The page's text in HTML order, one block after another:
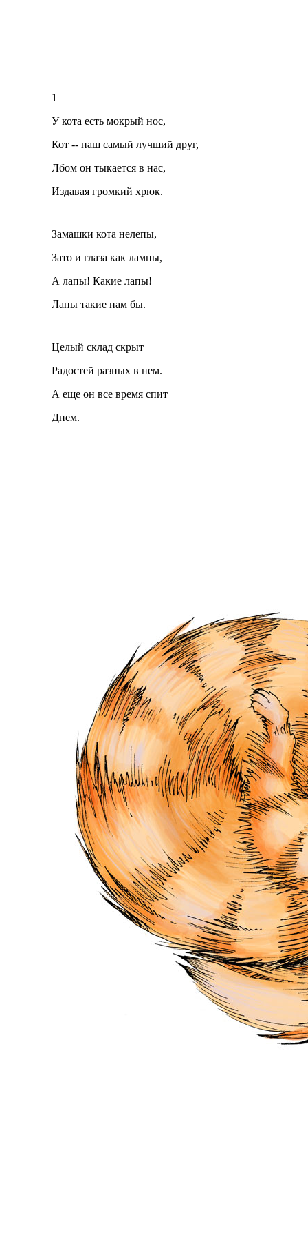
1
У кота есть мокрый нос,
Кот -- наш самый лучший друг,
Лбом он тыкается в нас,
Издавая громкий хрюк.
Замашки кота нелепы,
Зато и глаза как лампы,
А лапы! Какие лапы!
Лапы такие нам бы.
Целый склад скрыт
Радостей разных в нем.
А еще он все время спит
Днем.